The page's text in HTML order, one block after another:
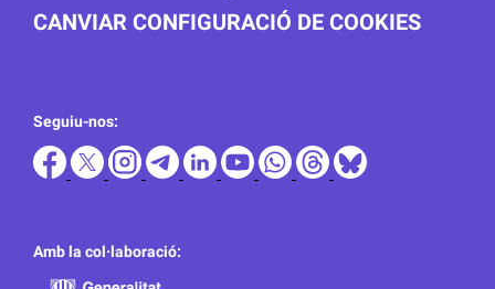
CANVIAR CONFIGURACIÓ DE COOKIES
Seguiu-nos:
Amb la col·laboració: